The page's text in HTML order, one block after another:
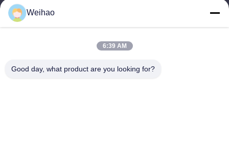
E-mail
408690175@qq.com
Il nostro indirizzo
Weihao
6:39 AM
Good day, what product are you looking for?